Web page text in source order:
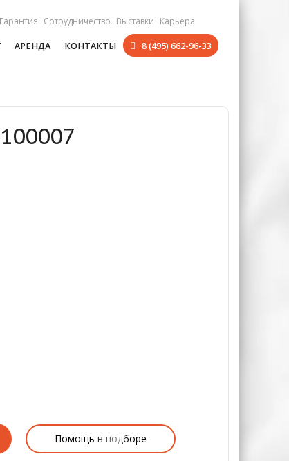
Гарантия Сотрудничество Выставки Карьера
АРЕНДА КОНТАКТЫ 8 (495) 662-96-33
Помощь в подборе